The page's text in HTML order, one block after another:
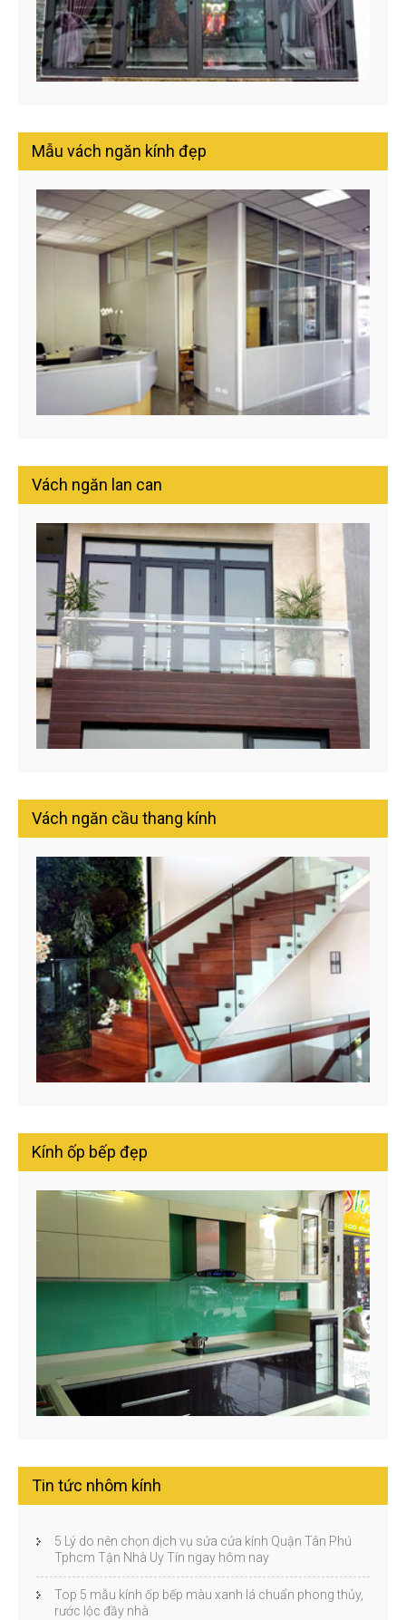
Mẫu vách ngăn kính đẹp
Vách ngăn lan can
Vách ngăn cầu thang kính
Kính ốp bếp đẹp
Tin tức nhôm kính
5 Lý do nên chọn dịch vụ sửa cửa kính Quận Tân Phú
Tphcm Tận Nhà Uy Tín ngay hôm nay
Top 5 mẫu kính ốp bếp màu xanh lá chuẩn phong thủy,
rước lộc đầy nhà